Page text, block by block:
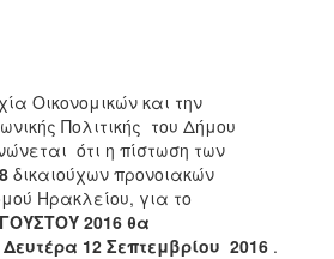
Οικονομικών και την
Πολιτικής του Δήμου
ότι η πίστωση των
δικαιούχων προνοιακών
Ηρακλείου, για το
2016 θα
Δευτέρα 12 Σεπτεμβρίου 2016 .